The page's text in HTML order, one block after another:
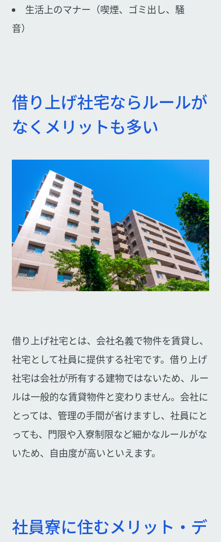
生活上のマナー（喫煙、ゴミ出し、騒
音）
借り上げ社宅ならルールが
なくメリットも多い
借り上げ社宅とは、会社名義で物件を賃貸し、
社宅として社員に提供する社宅です。借り上げ
社宅は会社が所有する建物ではないため、ルー
ルは一般的な賃貸物件と変わりません。会社に
とっては、管理の手間が省けますし、社員にと
っても、門限や入寮制限など細かなルールがな
いため、自由度が高いといえます。
社員寮に住むメリット・デ